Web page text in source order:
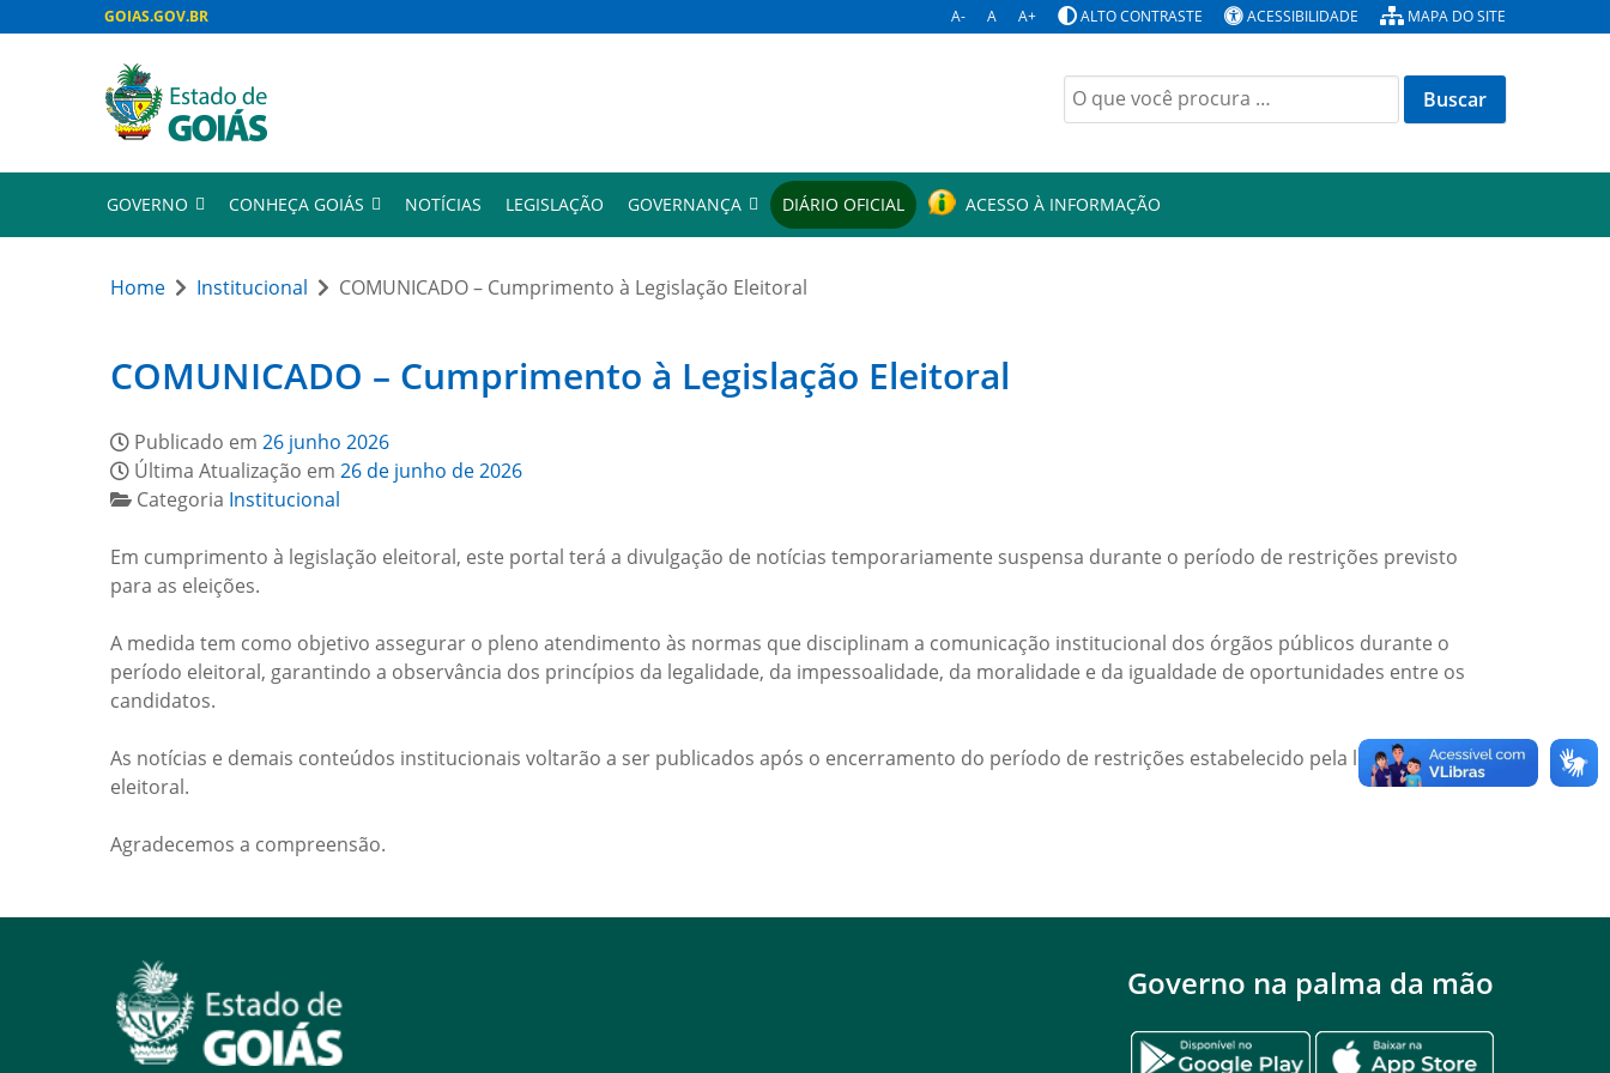
GOIAS.GOV.BR A- A A+ ALTO CONTRASTE ACESSIBILIDADE MAPA DO SITE
Buscar
por:
GOVERNO CONHEÇA GOIÁS NOTÍCIAS LEGISLAÇÃO GOVERNANÇA DIÁRIO OFICIAL ACESSO À INFORMAÇÃO
Home Institucional COMUNICADO – Cumprimento à Legislação Eleitoral
COMUNICADO – Cumprimento à Legislação Eleitoral
Publicado em 26 junho 2026
Última Atualização em 26 de junho de 2026
Categoria Institucional
Em cumprimento à legislação eleitoral, este portal terá a divulgação de notícias temporariamente suspensa durante o período de restrições previsto
para as eleições.
A medida tem como objetivo assegurar o pleno atendimento às normas que disciplinam a comunicação institucional dos órgãos públicos durante o
período eleitoral, garantindo a observância dos princípios da legalidade, da impessoalidade, da moralidade e da igualdade de oportunidades entre os
candidatos.
As notícias e demais conteúdos institucionais voltarão a ser publicados após o encerramento do período de restrições estabelecido pela legislação
eleitoral.
Agradecemos a compreensão.
Governo na palma da mão